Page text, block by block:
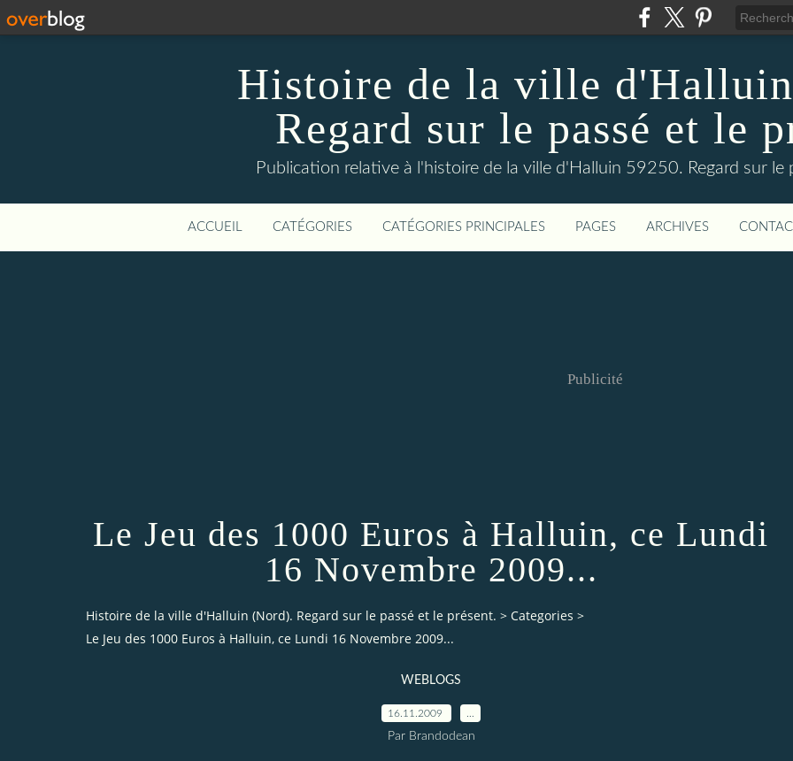
Histoire de la ville
Regard sur le passé et le
Publication relative à l'histoire de la ville d'Halluin 59250. Regard sur le
ACCUEIL CATÉGORIES CATÉGORIES PRINCIPALES PAGES ARCHIVES
Publicité
Le Jeu des 1000 Euros à Halluin, ce Lundi
16 Novembre 2009...
Histoire de la ville d'Halluin (Nord). Regard sur le passé et le présent. > Categories >
Le Jeu des 1000 Euros à Halluin, ce Lundi 16 Novembre 2009...
WEBLOGS
16.11.2009
Par Brandodean